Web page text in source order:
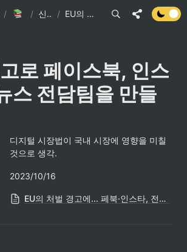
팁
/ IT관련 기사
/ 신문스크랩 요약 / EU의 경고로 페이스북, 인스타 가짜뉴스 전담팀을 만들어 제거
로 페이스북, 인스
스 전담팀을 만들
디지털 시장법이 국내 시장에 영향을 미칠
것으로 생각.
2023/10/16
EU의 처벌 경고에... 페북·인스타, 전쟁 가짜뉴스 80만건 삭제